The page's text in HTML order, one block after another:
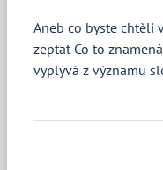
Aneb co byste chtěli
zeptat Co to
vyplývá z významu